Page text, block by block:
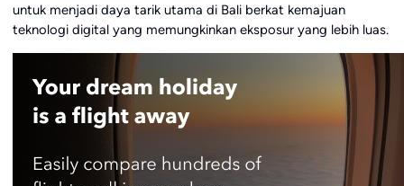
untuk menjadi daya tarik utama di Bali berkat kemajuan
teknologi digital yang memungkinkan eksposur yang lebih luas.